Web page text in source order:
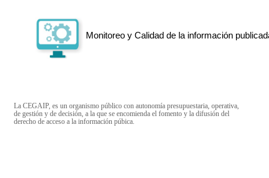
Monitoreo y Calidad de la información
La CEGAIP, es un organismo público con autonomía presupuestaria, operativa,
de gestión y de decisión, a la que se encomienda el fomento y la difusión del
derecho de acceso a la información púbica.